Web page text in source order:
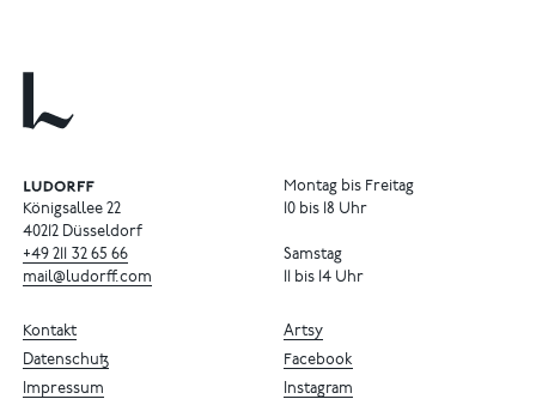
Königsallee 22
40212 Düsseldorf
+49 211 32 65 66
mail@ludorff.com
Montag bis Freitag
10 bis 18 Uhr
Samstag
11 bis 14 Uhr
Artsy
Facebook
Instagram
Kontakt
Datenschutz
Impressum